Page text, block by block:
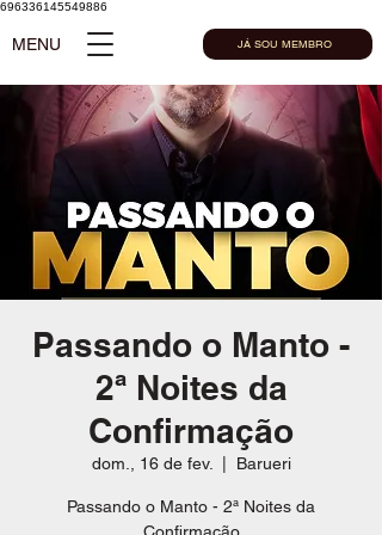
696336145549886
MENU JÁ SOU MEMBRO
Passando o Manto -
2ª Noites da
Confirmação
dom., 16 de fev. Barueri
Passando o Manto - 2ª Noites da